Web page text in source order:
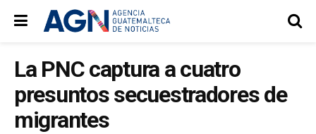
La PNC captura a cuatro
presuntos secuestradores de
migrantes